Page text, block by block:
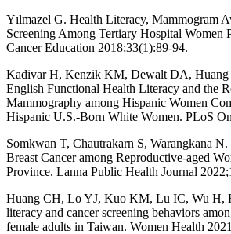
Yılmazel G. Health Literacy, Mammogram
Screening Among Tertiary Hospital Women
Cancer Education 2018;33(1):89-94.
Kadivar H, Kenzik KM, Dewalt DA, Huang
English Functional Health Literacy and the
Mammography among Hispanic Women
Hispanic U.S.-Born White Women. PLoS
Somkwan T, Chautrakarn S, Warangkana
Breast Cancer among Reproductive-aged
Province. Lanna Public Health Journal
Huang CH, Lo YJ, Kuo KM, Lu IC, Wu H,
literacy and cancer screening behaviors
female adults in Taiwan. Women Health